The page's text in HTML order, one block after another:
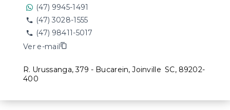
(47) 9945-1491
(47) 3028-1555
(47) 98411-5017
Ver e-mail
R. Urussanga, 379 - Bucarein, Joinville SC, 89202-
400